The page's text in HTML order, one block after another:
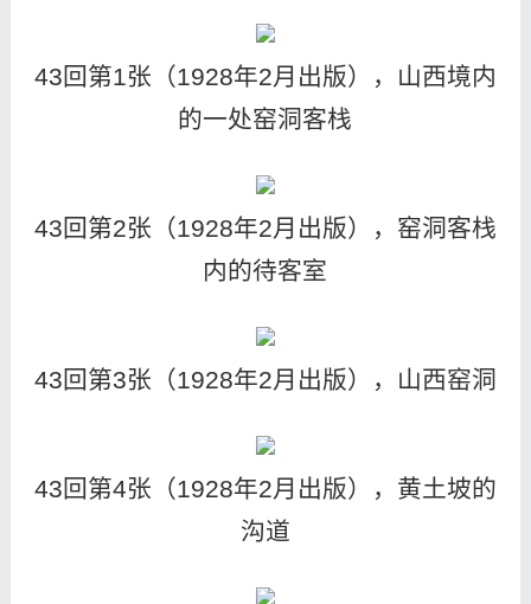
43回第1张（1928年2月出版），山西境内
的一处窑洞客栈
43回第2张（1928年2月出版），窑洞客栈
内的待客室
43回第3张（1928年2月出版），山西窑洞
43回第4张（1928年2月出版），黄土坡的
沟道